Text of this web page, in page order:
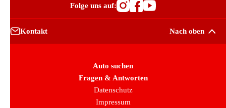
Folge uns auf:
Besuche
Besuche
Besuche
Kontakt Nach oben
Auto suchen
Fragen & Antworten
Datenschutz
Impressum